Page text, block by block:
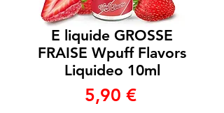
E liquide GROSSE
FRAISE Wpuff Flavors
Liquideo 10ml
5,90 €Prix